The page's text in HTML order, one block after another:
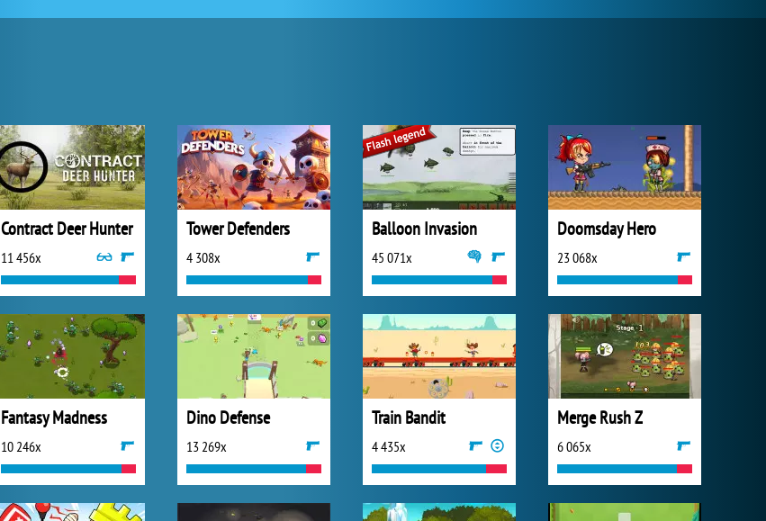
Contract Deer Hunter
11 456x
Tower Defenders
4 308x
Balloon Invasion
45 071x
Doomsday Hero
23 068x
Fantasy Madness
10 246x
Dino Defense
13 269x
Train Bandit
4 435x
Merge Rush Z
6 065x